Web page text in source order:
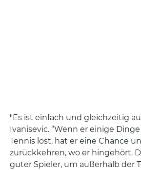
"Es ist einfach und gleichzeitig
Ivanisevic. “Wenn er einige
Tennis löst, hat er eine Chance
zurückkehren, wo er hingehört.
guter Spieler, um außerhalb der